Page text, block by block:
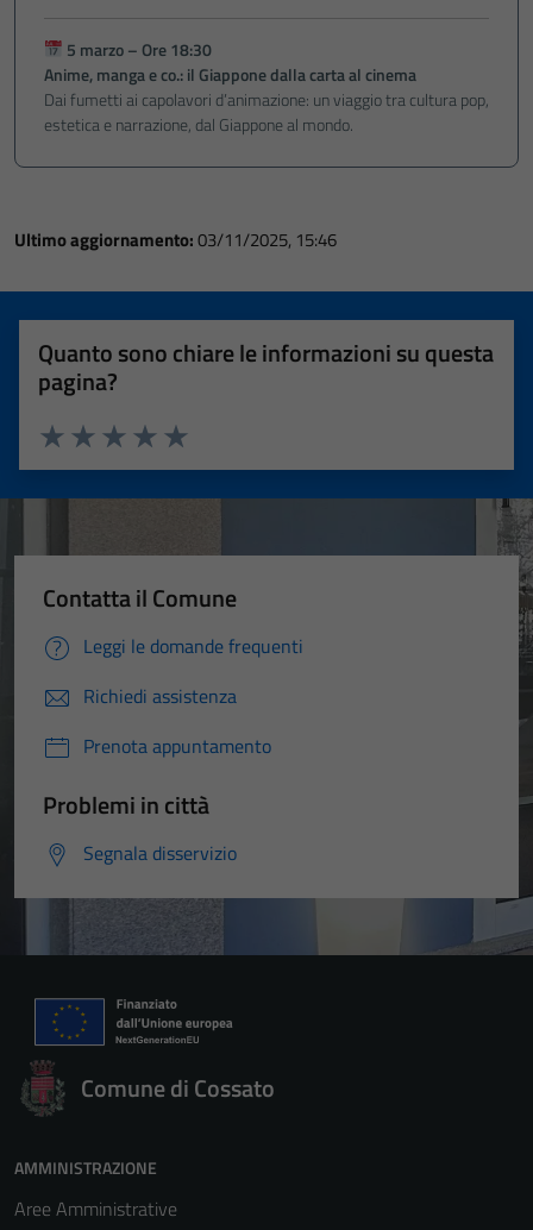
5 marzo – Ore 18:30
Anime, manga e co.: il Giappone dalla carta al cinema
Dai fumetti ai capolavori d’animazione: un viaggio tra cultura pop,
estetica e narrazione, dal Giappone al mondo.
Ultimo aggiornamento:03/11/2025, 15:46
Quanto sono chiare le informazioni su questa
pagina?
Valuta 5 stelle su 5
Valuta 4 stelle su 5
Valuta 3 stelle su 5
Valuta 2 stelle su 5
Valuta 1 stelle su 5
Contatta il Comune
Leggi le domande frequenti
Richiedi assistenza
Prenota appuntamento
Problemi in città
Segnala disservizio
Comune di Cossato
AMMINISTRAZIONE
Aree Amministrative
sono necessari
funzionamento